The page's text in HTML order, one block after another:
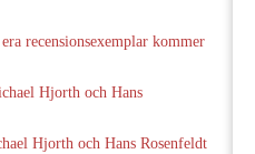
recensionsexemplar kommer
Hjorth och Hans
Hjorth och Hans Rosenfeldt